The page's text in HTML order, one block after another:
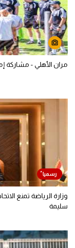
مران الأهلي -
وزارة الرياضة تمنع
سليمة